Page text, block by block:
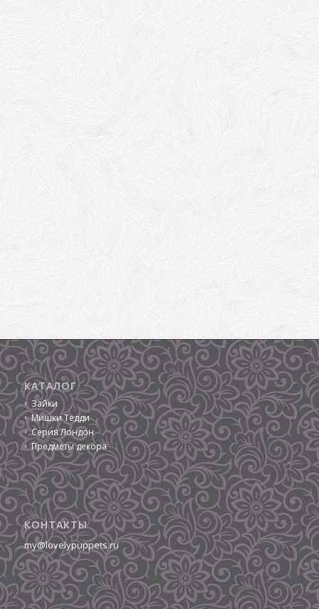
КАТАЛОГ
Зайки
Мишки Тедди
Серия Лондон
Предметы декора
КОНТАКТЫ
my@lovelypuppets.ru